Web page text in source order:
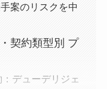
案のリスクを中
契約類型別 プ
デューデリジェ